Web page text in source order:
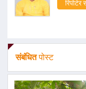
रिपोर्टर
संबंधितपोस्ट